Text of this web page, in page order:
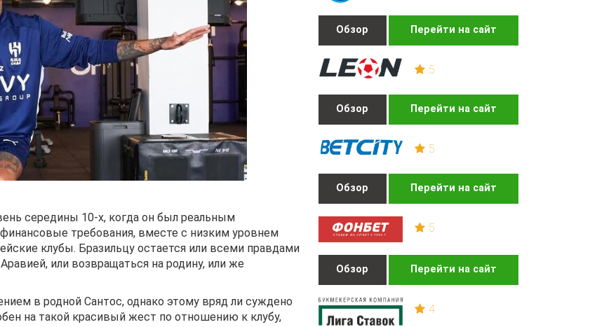
Обзор Перейти на сайт
5
Обзор Перейти на сайт
5
Обзор Перейти на сайт
5
Обзор Перейти на сайт
4
середины 10-х, когда он был реальным
требования, вместе с низким уровнем
клубы. Бразильцу остается или всеми правдами
или возвращаться на родину, или же
в родной Сантос, однако этому вряд ли суждено
на такой красивый жест по отношению к клубу,